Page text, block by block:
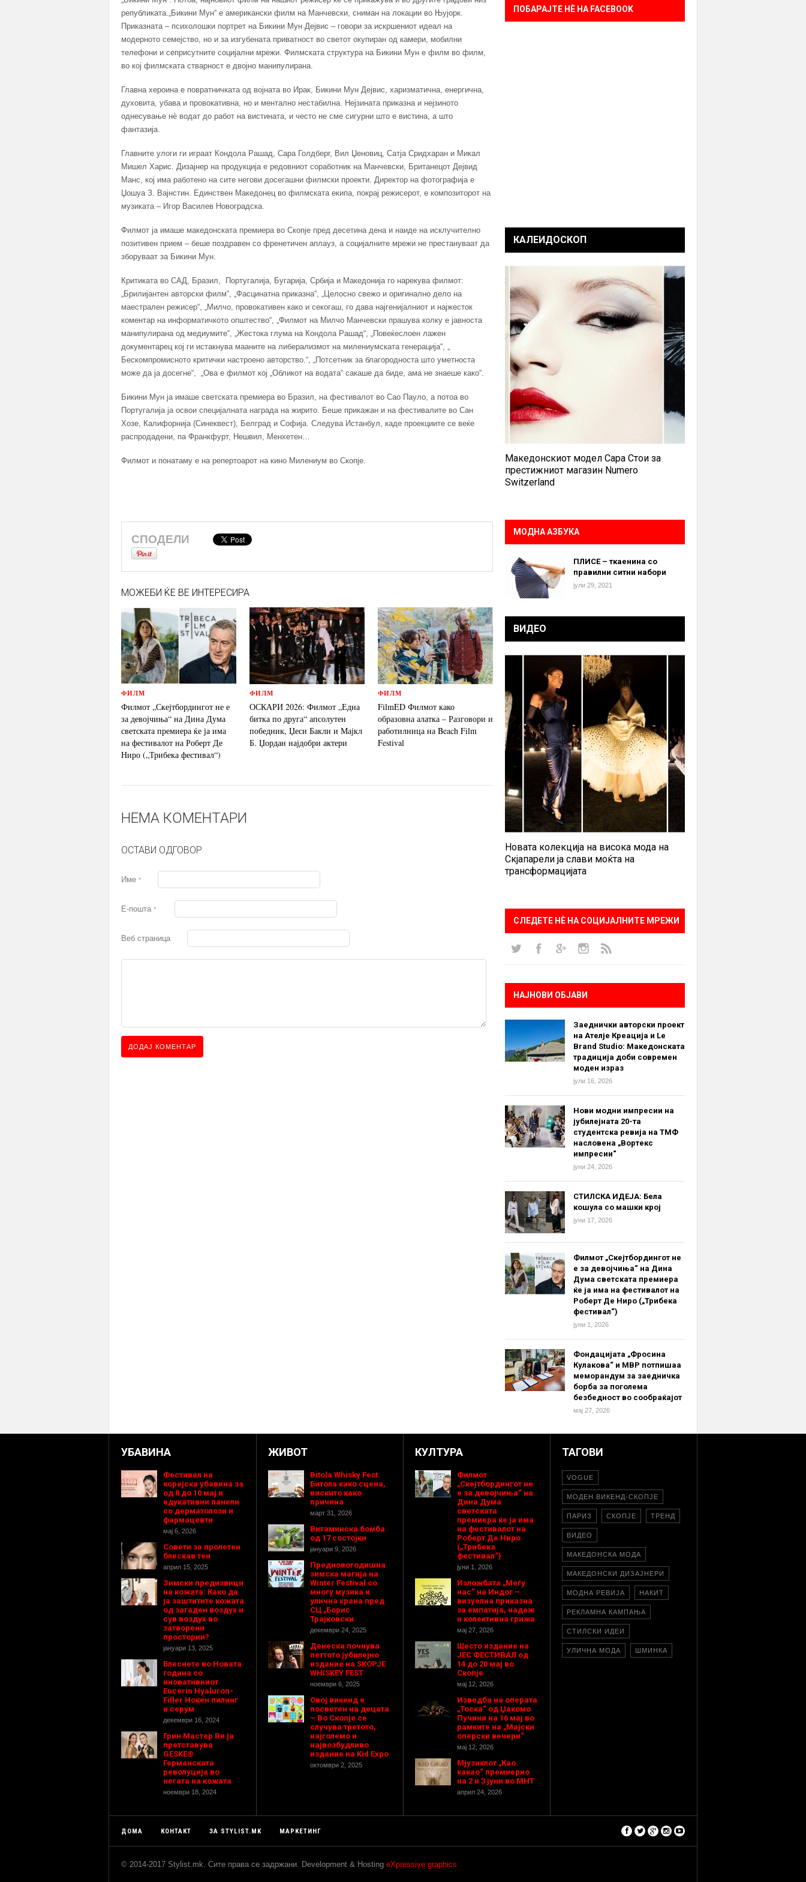
републиката.„Бикини Мун“ е американски филм на Манчевски, сниман на локации во Њујорк.
Приказната – психолошки портрет на Бикини Мун Дејвис – говори за искршениот идеал на
модерното семејство, но и за изгубената приватност во светот окупиран од камери, мобилни
телефони и сеприсутните социјални мрежи. Филмската структура на Бикини Мун е филм во филм,
во кој филмската стварност е двојно манипулирана.
Главна хероина е повратничката од војната во Ирак, Бикини Мун Дејвис, харизматична, енергична,
духовита, убава и провокативна, но и ментално нестабилна. Нејзината приказна и нејзиното
однесување нѐ водат до работ на вистината, и често не сме сигурни што е вистина, а што
фантазија.
Главните улоги ги играат Кондола Рашад, Сара Голдберг, Вил Џеновиц, Сатја Сридхаран и Микал
Мишел Харис. Дизајнер на продукција е редовниот соработник на Манчевски, Британецот Дејвид
Манс, кој има работено на сите негови досегашни филмски проекти. Директор на фотографија е
Џошуа З. Вајнстин. Единствен Македонец во филмската екипа, покрај режисерот, е композиторот на
музиката – Игор Василев Новоградска.
Филмот ја имаше македонската премиера во Скопје пред десетина дена и наиде на исклучително
позитивен прием – беше поздравен со френетичен аплауз, а социјалните мрежи не престануваат да
зборуваат за Бикини Мун.
Критиката во САД, Бразил, Португалија, Бугарија, Србија и Македонија го нарекува филмот:
„Брилијантен авторски филм“, „Фасцинатна приказна“, „Целосно свежо и оригинално дело на
маестрален режисер“, „Милчо, провокативен како и секогаш, го дава најгенијалниот и најжесток
коментар на информатичкото општество“, „Филмот на Милчо Манчевски прашува колку е јавноста
манипулирана од медиумите“, „Жестока глума на Кондола Рашад“, „Повеќеслоен лажен
документарец кој ги истакнува мааните на либерализмот на милениумската генерација“, „
Бескомпромисното критички настроено авторство.“, „Потсетник за благородноста што уметноста
може да ја досегне“, „Ова е филмот кој „Обликот на водата“ сакаше да биде, ама не знаеше како“.
Бикини Мун ја имаше светската премиера во Бразил, на фестивалот во Сао Пауло, а потоа во
Португалија ја освои специјалната награда на жирито. Беше прикажан и на фестивалите во Сан
Хозе, Калифорнија (Синеквест), Белград и Софија. Следува Истанбул, каде проекциите се веќе
распродадени, па Франкфурт, Нешвил, Менхетен…
Филмот и понатаму е на репертоарот на кино Милениум во Скопје.
СПОДЕЛИ
МОЖЕБИ ЌЕ ВЕ ИНТЕРЕСИРА
ФИЛМ
Филмот „Скејтбордингот не е
за девојчиња“ на Дина Дума
светската премиера ќе ја има
на фестивалот на Роберт Де
Ниро („Трибека фестивал“)
ФИЛМ
ОСКАРИ 2026: Филмот „Една
битка по друга“ апсолутен
победник, Џеси Бакли и Мајкл
Б. Џордан најдобри актери
ФИЛМ
FilmED Филмот како
образовна алатка – Разговори и
работилница на Beach Film
Festival
НЕМА КОМЕНТАРИ
ОСТАВИ ОДГОВОР
Име *
Е-пошта *
Веб страница
ПОБАРАЈТЕ НÈ НА FACEBOOK
КАЛЕИДОСКОП
Македонскиот модел Сара Стои за
престижниот магазин Numero
Switzerland
МОДНА АЗБУКА
ПЛИСЕ – ткаенина со
правилни ситни набори
јули 29, 2021
ВИДЕО
Новата колекција на висока мода на
Скјапарели ја слави моќта на
трансформацијата
СЛЕДЕТЕ НÈ НА СОЦИЈАЛНИТЕ МРЕЖИ
НАЈНОВИ ОБЈАВИ
Заеднички авторски проект
на Ателје Креација и Le
Brand Studio: Македонската
традиција доби современ
моден израз
јули 16, 2026
Нови модни импресии на
јубилејната 20-та
студентска ревија на ТМФ
насловена „Вортекс
импресии“
јуни 24, 2026
СТИЛСКА ИДЕЈА: Бела
кошула со машки крој
јуни 17, 2026
Филмот „Скејтбордингот не
е за девојчиња“ на Дина
Дума светската премиера
ќе ја има на фестивалот на
Роберт Де Ниро („Трибека
фестивал“)
јуни 1, 2026
Фондацијата „Фросина
Кулакова“ и МВР потпишаа
меморандум за заедничка
борба за поголема
безбедност во сообраќајот
мај 27, 2026
УБАВИНА
Фестивал на
корејска убавина за
од 8 до 10 мај и
едукативни панели
со дерматолози и
фармацевти
мај 6, 2026
Совети за пролетен
блескав тен
април 15, 2025
Зимски предизвици
на кожата: Како да
ја заштитите кожата
од загаден воздух и
сув воздух во
затворени
простории?
јануари 13, 2025
Блеснете во Новата
година со
иновативниот
Eucerin Hyaluron-
Filler Ноќен пилинг
и серум
декември 16, 2024
Грин Мастер Ви ја
претставува
GESKE®
Германската
револуција во
негата на кожата
ноември 18, 2024
ЖИВОТ
Bitola Whisky Fest:
Битола како сцена,
вискито како
причина
март 31, 2026
Витаминска бомба
од 17 состојки
јануари 9, 2026
Предновогодишнa
зимска магија на
Winter Festival со
многу музика и
улична храна пред
СЦ „Борис
Трајковски
декември 24, 2025
Денеска почнува
петтото јубилејно
издание на SKOPJE
WHISKEY FEST
ноември 6, 2025
Овој викенд е
посветен на децата
– Во Скопје се
случува третото,
најголемо и
највозбудливо
издание на Kid Expo
октомври 2, 2025
КУЛТУРА
Филмот
„Скејтбордингот не
е за девојчиња“ на
Дина Дума
светската
премиера ќе ја има
на фестивалот на
Роберт Де Ниро
(„Трибека
фестивал“)
јуни 1, 2026
Изложбата „Меѓу
нас“ на Индог –
визуелна приказна
за емпатија, надеж
и колективна грижа
мај 27, 2026
Шесто издание на
ЈЕС ФЕСТИВАЛ од
14 до 20 мај во
Скопје
мај 12, 2026
Изведба на операта
„Тоска“ од Џакомо
Пучини на 16 мај во
рамките на „Мајски
оперски вечери“
мај 12, 2026
Мјузиклот „Као
какао“ премиерно
на 2 и 3 јуни во МНТ
април 24, 2026
ТАГОВИ
VOGUE
МОДЕН ВИКЕНД-СКОПЈЕ
ПАРИЗ СКОПЈЕ ТРЕНД
ВИДЕО
МАКЕДОНСКА МОДА
МАКЕДОНСКИ ДИЗАЈНЕРИ
МОДНА РЕВИЈА НАКИТ
РЕКЛАМНА КАМПАЊА
СТИЛСКИ ИДЕИ
УЛИЧНА МОДА ШМИНКА
ДОМА КОНТАКТ ЗА STYLIST.MK МАРКЕТИНГ
© 2014-2017 Stylist.mk. Сите права се задржани. Development & Hosting eXpressive graphics